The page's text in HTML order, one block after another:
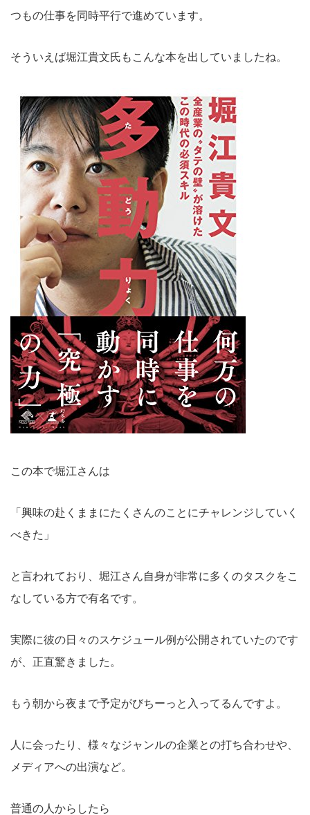
つもの仕事を同時平行で進めています。
そういえば堀江貴文氏もこんな本を出していましたね。
この本で堀江さんは
「興味の赴くままにたくさんのことにチャレンジしていく
べきた」
と言われており、堀江さん自身が非常に多くのタスクをこ
なしている方で有名です。
実際に彼の日々のスケジュール例が公開されていたのです
が、正直驚きました。
もう朝から夜まで予定がびちーっと入ってるんですよ。
人に会ったり、様々なジャンルの企業との打ち合わせや、
メディアへの出演など。
普通の人からしたら